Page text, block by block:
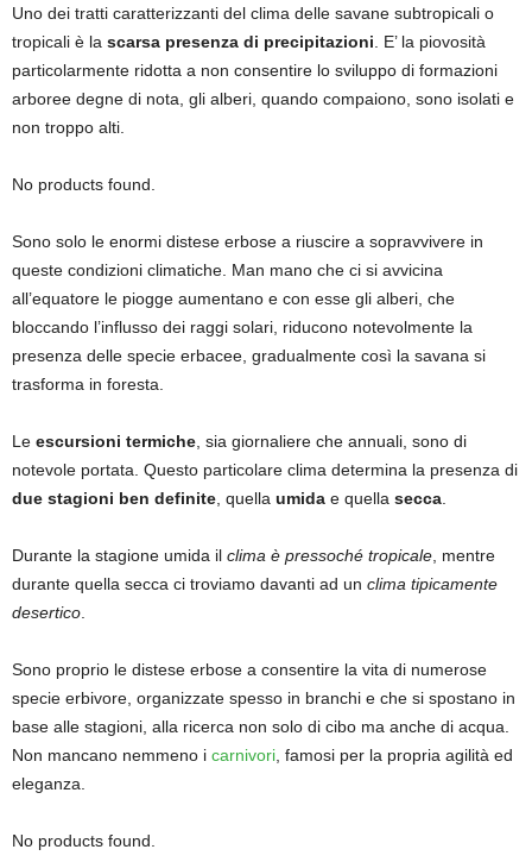
Uno dei tratti caratterizzanti del clima delle savane subtropicali o
tropicali è la scarsa presenza di precipitazioni . E’ la piovosità
particolarmente ridotta a non consentire lo sviluppo di formazioni
arboree degne di nota, gli alberi, quando compaiono, sono isolati e
non troppo alti.
No products found.
Sono solo le enormi distese erbose a riuscire a sopravvivere in
queste condizioni climatiche. Man mano che ci si avvicina
all’equatore le piogge aumentano e con esse gli alberi, che
bloccando l’influsso dei raggi solari, riducono notevolmente la
presenza delle specie erbacee, gradualmente così la savana si
trasforma in foresta.
Le escursioni termiche , sia giornaliere che annuali, sono di
notevole portata. Questo particolare clima determina la presenza di
due stagioni ben definite , quella umida e quella secca
Durante la stagione umida il clima è pressoché tropicale , mentre
durante quella secca ci troviamo davanti ad un clima tipicamente
desertico
Sono proprio le distese erbose a consentire la vita di numerose
specie erbivore, organizzate spesso in branchi e che si spostano in
base alle stagioni, alla ricerca non solo di cibo ma anche di acqua.
Non mancano nemmeno i carnivori , famosi per la propria agilità ed
eleganza.
No products found.